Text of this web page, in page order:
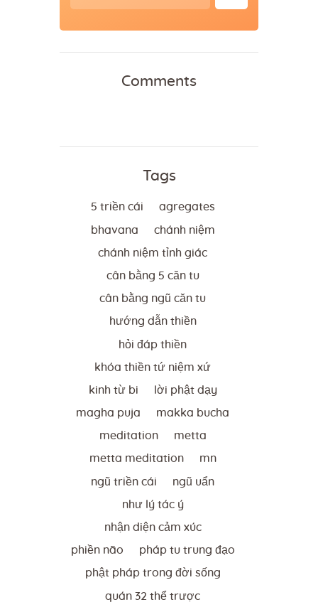
for:
Comments
Tags
5 triền cái agregates
bhavana chánh niệm
chánh niệm tỉnh giác
cân bằng 5 căn tu
cân bằng ngũ căn tu
hướng dẫn thiền
hỏi đáp thiền
khóa thiền tứ niệm xứ
kinh từ bi lời phật dạy
magha puja makka bucha
meditation metta
metta meditation mn
ngũ triền cái ngũ uẩn
như lý tác ý
nhận diện cảm xúc
phiền não pháp tu trung đạo
phật pháp trong đời sống
quán 32 thể trược